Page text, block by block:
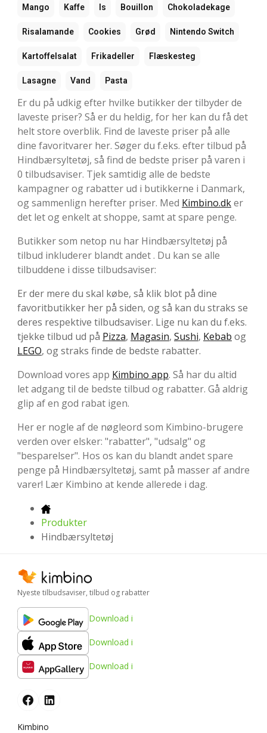
Mango Kaffe Is Bouillon Chokoladekage
Risalamande Cookies Grød Nintendo Switch
Kartoffelsalat Frikadeller Flæskesteg
Lasagne Vand Pasta
Er du på udkig efter hvilke butikker der tilbyder de
laveste priser? Så er du heldig, for her kan du få det
helt store overblik. Find de laveste priser på alle
dine favoritvarer her. Søger du f.eks. efter tilbud på
Hindbærsyltetøj, så find de bedste priser på varen i
0 tilbudsaviser. Tjek samtidig alle de bedste
kampagner og rabatter ud i butikkerne i Danmark,
og sammenlign herefter priser. Med Kimbino.dker
det let og enkelt at shoppe, samt at spare penge.
Butikker som netop nu har Hindbærsyltetøj på
tilbud inkluderer blandt andet . Du kan se alle
tilbuddene i disse tilbudsaviser:
Er der mere du skal købe, så klik blot på dine
favoritbutikker her på siden, og så kan du straks se
deres respektive tilbudsaviser. Lige nu kan du f.eks.
tjekke tilbud ud på Pizza, Magasin, Sushi, Kebab og
LEGO, og straks finde de bedste rabatter.
Download vores app Kimbino app. Så har du altid
let adgang til de bedste tilbud og rabatter. Gå aldrig
glip af en god rabat igen.
Her er nogle af de nøgleord som Kimbino-brugere
verden over elsker: "rabatter", "udsalg" og
"besparelser". Hos os kan du blandt andet spare
penge på Hindbærsyltetøj, samt på masser af andre
varer! Lær Kimbino at kende allerede i dag.
Produkter
Hindbærsyltetøj
Nyeste tilbudsaviser, tilbud og rabatter
Download i
Download i
Download i
Kimbino